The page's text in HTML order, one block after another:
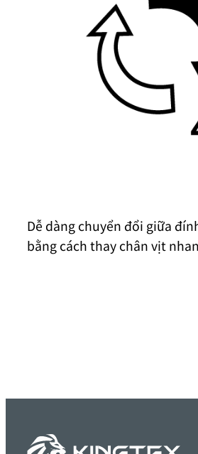
Dễ dàng chuyển đổi giữa
bằng cách thay chân vịt